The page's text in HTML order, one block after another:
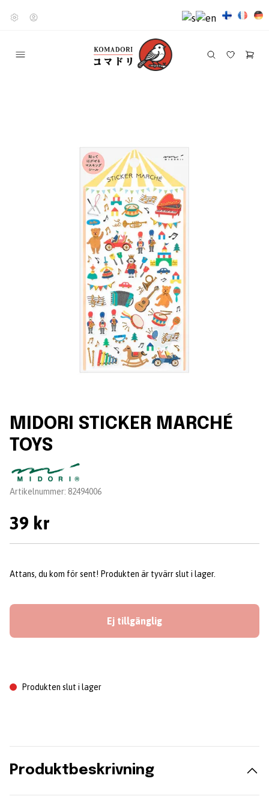
MIDORI STICKER MARCHÉ
TOYS
Leverantör:
Artikelnummer: 82494006
39 kr
Attans, du kom för sent! Produkten är tyvärr slut i lager.
Ej tillgänglig
Produkten slut i lager
Produktbeskrivning